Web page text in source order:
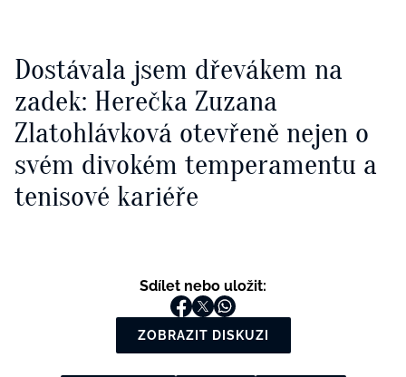
Dostávala jsem dřevákem na
zadek: Herečka Zuzana
Zlatohlávková otevřeně nejen o
svém divokém temperamentu a
tenisové kariéře
Sdílet nebo uložit:
ZOBRAZIT DISKUZI